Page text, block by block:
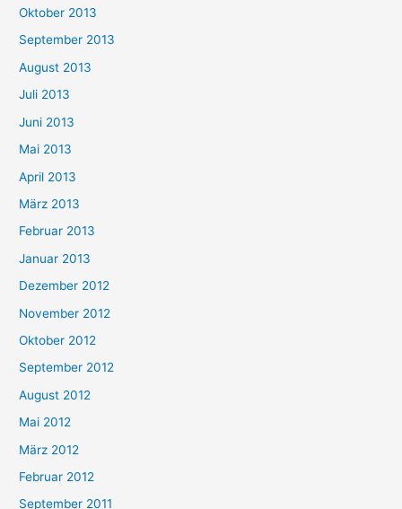
Oktober 2013
September 2013
August 2013
Juli 2013
Juni 2013
Mai 2013
April 2013
März 2013
Februar 2013
Januar 2013
Dezember 2012
November 2012
Oktober 2012
September 2012
August 2012
Mai 2012
März 2012
Februar 2012
September 2011